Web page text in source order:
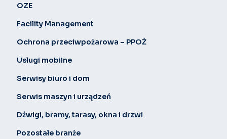
OZE
Facility Management
Ochrona przeciwpożarowa – PPOŻ
Usługi mobilne
Serwisy biuro i dom
Serwis maszyn i urządzeń
Dźwigi, bramy, tarasy, okna i drzwi
Pozostałe branże